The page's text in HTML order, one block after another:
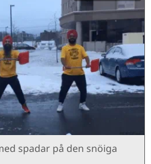
spadar på den snöiga